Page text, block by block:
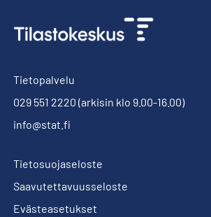
Tietopalvelu
029 551 2220 (arkisin klo 9.00-16.00)
info@stat.fi
Tietosuojaseloste
Saavutettavuusseloste
Evästeasetukset